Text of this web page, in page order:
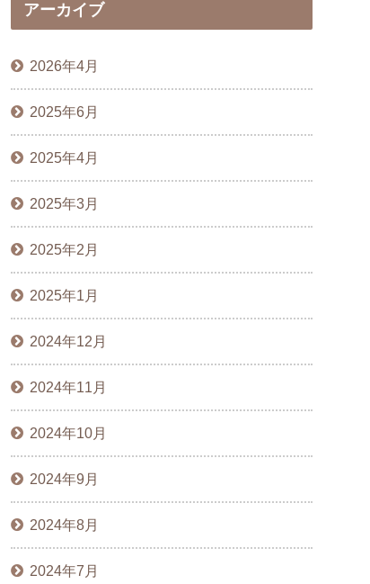
アーカイブ
2026年4月
2025年6月
2025年4月
2025年3月
2025年2月
2025年1月
2024年12月
2024年11月
2024年10月
2024年9月
2024年8月
2024年7月